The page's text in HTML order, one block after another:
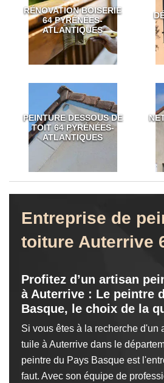
RÉNOVATION BOISERIE
64 PYRÉNÉES-
ATLANTIQUES
PEINTURE DESSOUS DE
TOIT 64 PYRÉNÉES-
ATLANTIQUES
Entreprise de
toiture Auterrive
Profitez d’un artisan
à Auterrive : Le peintre
Basque, le choix de la
Si vous êtes à la recherche d'un
tuile à Auterrive dans le
peintre du Pays Basque est
faut. Avec son équipe de